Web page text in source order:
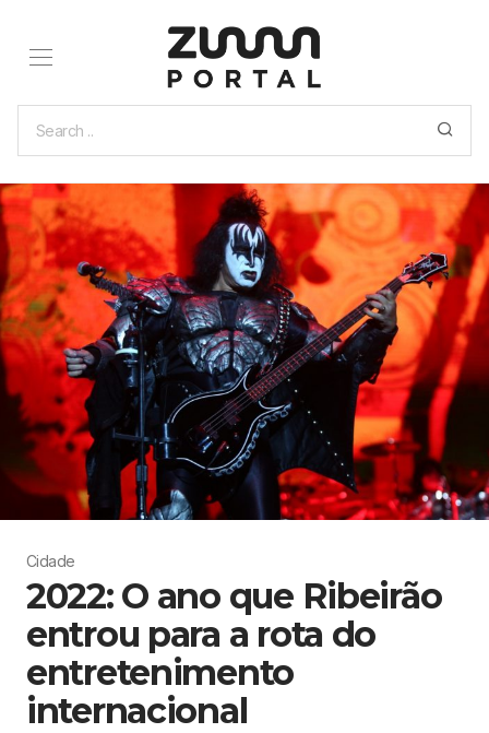
Cidade
2022: O ano que Ribeirão
entrou para a rota do
entretenimento
internacional